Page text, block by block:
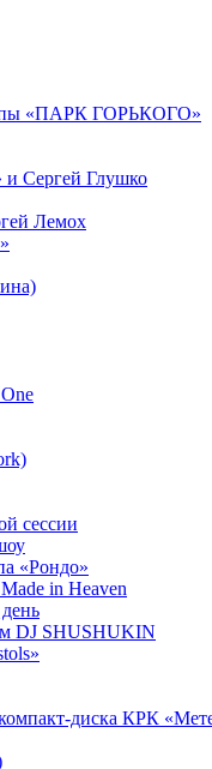
«ПАРК ГОРЬКОГО»
и Сергей Глушко
Лемох
сессии
«Рондо»
in Heaven
DJ SHUSHUKIN
диска КРК